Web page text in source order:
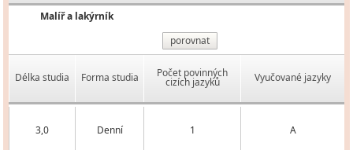
Malíř a lakýrník
porovnat
Délka studia Forma studia Počet povinných
cizích jazyků Vyučované jazyky
3,0 Denní 1 A